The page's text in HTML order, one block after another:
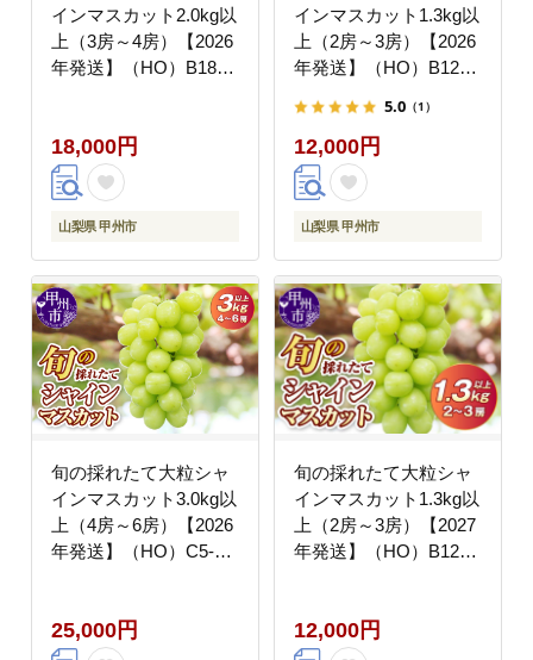
インマスカット2.0kg以
上（3房～4房）【2026
年発送】（HO）B18-
18,000円
山梨県 甲州市
インマスカット1.3kg以
上（2房～3房）【2026
年発送】（HO）B12-
5.0 （1）
12,000円
山梨県 甲州市
旬の採れたて大粒シャ
インマスカット3.0kg以
上（4房～6房）【2026
年発送】（HO）C5-
25,000円
旬の採れたて大粒シャ
インマスカット1.3kg以
上（2房～3房）【2027
年発送】（HO）B12-
12,000円